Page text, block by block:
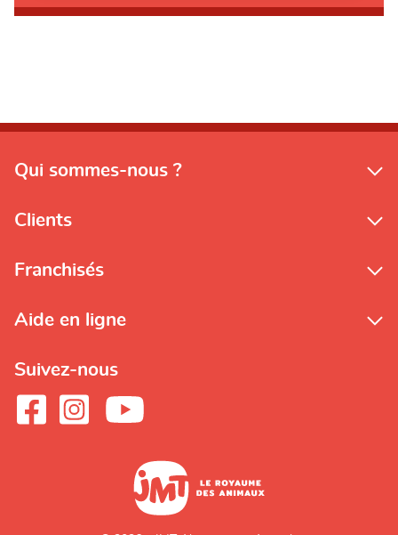
Qui sommes-nous ?
Clients
Franchisés
Aide en ligne
Suivez-nous